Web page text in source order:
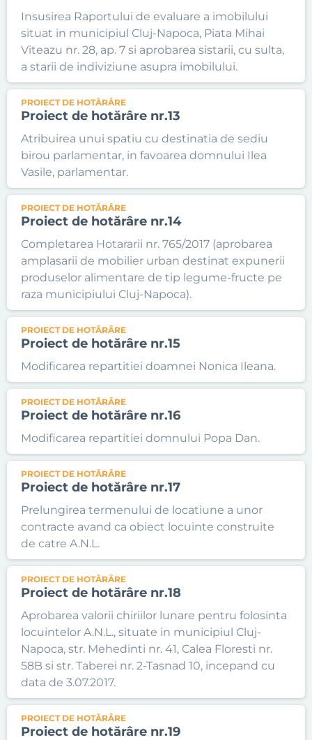
Insusirea Raportului de evaluare a imobilului
situat in municipiul Cluj-Napoca, Piata Mihai
Viteazu nr. 28, ap. 7 si aprobarea sistarii, cu sulta,
a starii de indiviziune asupra imobilului.
PROIECT DE HOTĂRÂRE
Proiect de hotărâre nr.13
Atribuirea unui spatiu cu destinatia de sediu
birou parlamentar, in favoarea domnului Ilea
Vasile, parlamentar.
PROIECT DE HOTĂRÂRE
Proiect de hotărâre nr.14
Completarea Hotararii nr. 765/2017 (aprobarea
amplasarii de mobilier urban destinat expunerii
produselor alimentare de tip legume-fructe pe
raza municipiului Cluj-Napoca).
PROIECT DE HOTĂRÂRE
Proiect de hotărâre nr.15
Modificarea repartitiei doamnei Nonica Ileana.
PROIECT DE HOTĂRÂRE
Proiect de hotărâre nr.16
Modificarea repartitiei domnului Popa Dan.
PROIECT DE HOTĂRÂRE
Proiect de hotărâre nr.17
Prelungirea termenului de locatiune a unor
contracte avand ca obiect locuinte construite
de catre A.N.L.
PROIECT DE HOTĂRÂRE
Proiect de hotărâre nr.18
Aprobarea valorii chiriilor lunare pentru folosinta
locuintelor A.N.L., situate in municipiul Cluj-
Napoca, str. Mehedinti nr. 41, Calea Floresti nr.
58B si str. Taberei nr. 2-Tasnad 10, incepand cu
data de 3.07.2017.
PROIECT DE HOTĂRÂRE
Proiect de hotărâre nr.19